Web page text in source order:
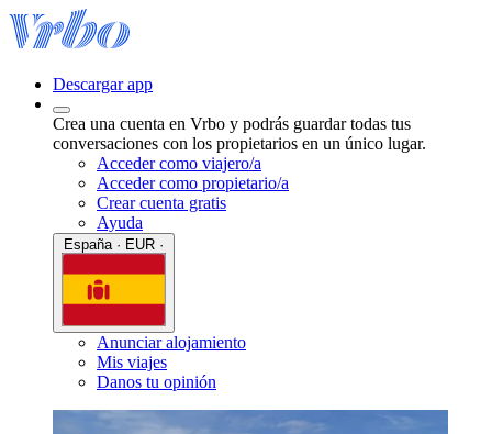
Descargar app
Crea una cuenta en Vrbo y podrás guardar todas tus
conversaciones con los propietarios en un único lugar.
Acceder como viajero/a
Acceder como propietario/a
Crear cuenta gratis
Ayuda
Anunciar alojamiento
Mis viajes
Danos tu opinión